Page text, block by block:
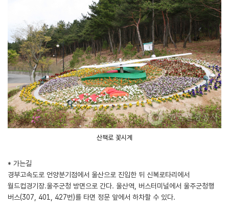
산책로 꽃시계
* 가는길
경부고속도로 언양분기점에서 울산으로 진입한 뒤 신복로타리에서
월드컵경기장.울주군청 방면으로 간다. 울산역, 버스터미널에서 울주군청행
버스(307, 401, 427번)를 타면 정문 앞에서 하차할 수 있다.